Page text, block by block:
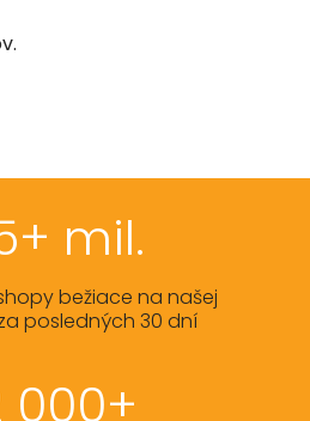
mil.
bežiace na našej
posledných 30 dní
000+